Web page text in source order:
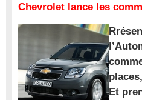
Chevrolet lance les
Et